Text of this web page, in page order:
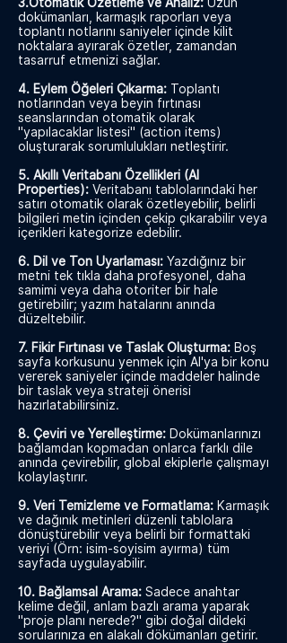
dokümanları, karmaşık raporları veya
toplantı notlarını saniyeler içinde kilit
noktalara ayırarak özetler, zamandan
tasarruf etmenizi sağlar.
4. Eylem Öğeleri Çıkarma: Toplantı
notlarından veya beyin fırtınası
seanslarından otomatik olarak
"yapılacaklar listesi" (action items)
oluşturarak sorumlulukları netleştirir.
5. Akıllı Veritabanı Özellikleri (AI
Properties): Veritabanı tablolarındaki her
satırı otomatik olarak özetleyebilir, belirli
bilgileri metin içinden çekip çıkarabilir veya
içerikleri kategorize edebilir.
6. Dil ve Ton Uyarlaması: Yazdığınız bir
metni tek tıkla daha profesyonel, daha
samimi veya daha otoriter bir hale
getirebilir; yazım hatalarını anında
düzeltebilir.
7. Fikir Fırtınası ve Taslak Oluşturma: Boş
sayfa korkusunu yenmek için AI'ya bir konu
vererek saniyeler içinde maddeler halinde
bir taslak veya strateji önerisi
hazırlatabilirsiniz.
8. Çeviri ve Yerelleştirme: Dokümanlarınızı
bağlamdan kopmadan onlarca farklı dile
anında çevirebilir, global ekiplerle çalışmayı
kolaylaştırır.
9. Veri Temizleme ve Formatlama: Karmaşık
ve dağınık metinleri düzenli tablolara
dönüştürebilir veya belirli bir formattaki
veriyi (Örn: isim-soyisim ayırma) tüm
sayfada uygulayabilir.
10. Bağlamsal Arama: Sadece anahtar
kelime değil, anlam bazlı arama yaparak
"proje planı nerede?" gibi doğal dildeki
sorularınıza en alakalı dökümanları getirir.